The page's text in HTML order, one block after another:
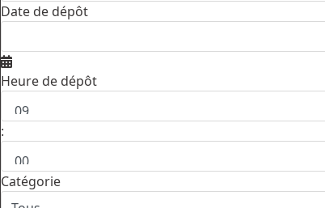
Date de dépôt
Heure de dépôt
:
Catégorie